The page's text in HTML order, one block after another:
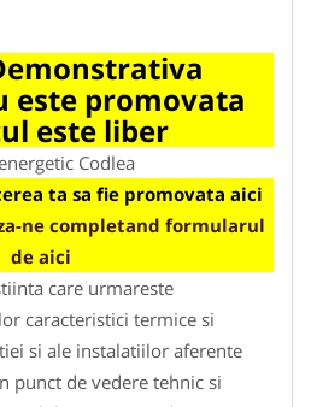
este promovata
este liber
Codlea
ta sa fie promovata aici
ne completand formularul
de aici
care urmareste
caracteristici termice si
si ale instalatiilor aferente
punct de vedere tehnic si